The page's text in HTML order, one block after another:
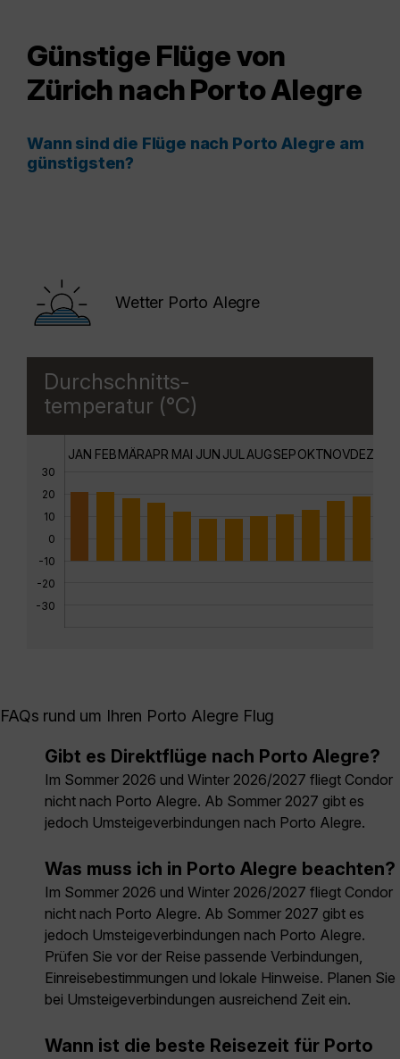
Günstige Flüge von
Zürich nach Porto Alegre
Wann sind die Flüge nach Porto Alegre am
günstigsten?
Wetter Porto Alegre
Durchschnitts-
temperatur (°C)
30
20
10
0
-10
-20
-30
JAN FEBMÄRAPR MAI JUN JUL AUGSEPOKTNOVDEZ
FAQs rund um Ihren Porto Alegre Flug
Gibt es Direktflüge nach Porto Alegre?
Im Sommer 2026 und Winter 2026/2027 fliegt Condor
nicht nach Porto Alegre. Ab Sommer 2027 gibt es
jedoch Umsteigeverbindungen nach Porto Alegre.
Was muss ich in Porto Alegre beachten?
Im Sommer 2026 und Winter 2026/2027 fliegt Condor
nicht nach Porto Alegre. Ab Sommer 2027 gibt es
jedoch Umsteigeverbindungen nach Porto Alegre.
Prüfen Sie vor der Reise passende Verbindungen,
Einreisebestimmungen und lokale Hinweise. Planen Sie
bei Umsteigeverbindungen ausreichend Zeit ein.
Wann ist die beste Reisezeit für Porto